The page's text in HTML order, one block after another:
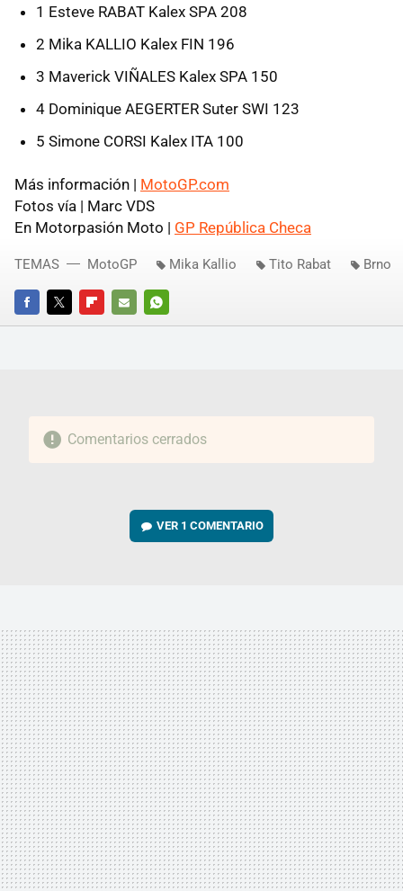
1 Esteve RABAT Kalex SPA 208
2 Mika KALLIO Kalex FIN 196
3 Maverick VIÑALES Kalex SPA 150
4 Dominique AEGERTER Suter SWI 123
5 Simone CORSI Kalex ITA 100
Más información | MotoGP.com
Fotos vía | Marc VDS
En Motorpasión Moto | GP República Checa
FACEBOOKTWITTERFLIPBOARD
E-
WHATSAPP
TEMAS MotoGP Mika Kallio Tito Rabat Brno
Comentarios cerrados
VER 1 COMENTARIO